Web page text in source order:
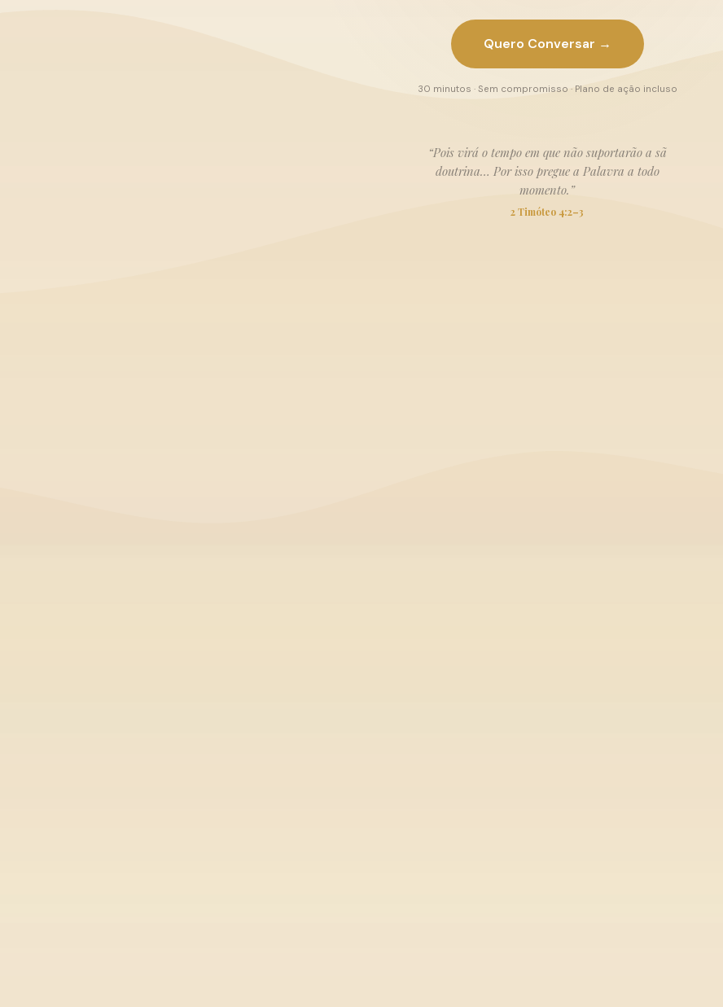
Quero Conversar →
30 minutos · Sem compromisso · Plano de ação incluso
“Pois virá o tempo em que não suportarão a sã
doutrina… Por isso pregue a Palavra a todo
momento.”
2 Timóteo 4:2–3